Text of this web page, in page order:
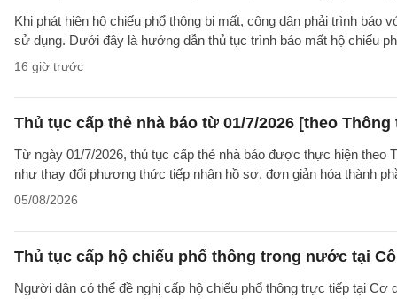
Khi phát hiện hộ chiếu phổ thông bị mất, công dân phải trình
sử dụng. Dưới đây là hướng dẫn thủ tục trình báo mất hộ chiếu
16 giờ trước
Thủ tục cấp thẻ nhà báo từ 01/7/2026 [theo Thông
Từ ngày 01/7/2026, thủ tục cấp thẻ nhà báo được thực hiện
như thay đổi phương thức tiếp nhận hồ sơ, đơn giản hóa thành
05/08/2026
Thủ tục cấp hộ chiếu phổ thông trong nước tại
Người dân có thể đề nghị cấp hộ chiếu phổ thông trực tiếp tại